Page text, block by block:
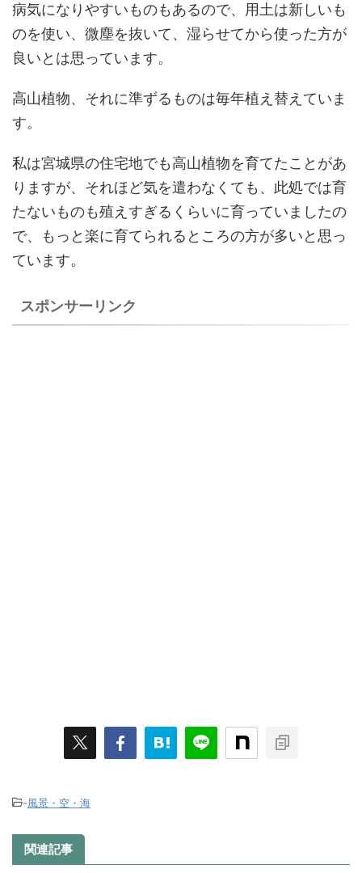
病気になりやすいものもあるので、用土は新しいも
のを使い、微塵を抜いて、湿らせてから使った方が
良いとは思っています。
高山植物、それに準ずるものは毎年植え替えていま
す。
私は宮城県の住宅地でも高山植物を育てたことがあ
りますが、それほど気を遣わなくても、此処では育
たないものも殖えすぎるくらいに育っていましたの
で、もっと楽に育てられるところの方が多いと思っ
ています。
スポンサーリンク
-風景・空・海
関連記事